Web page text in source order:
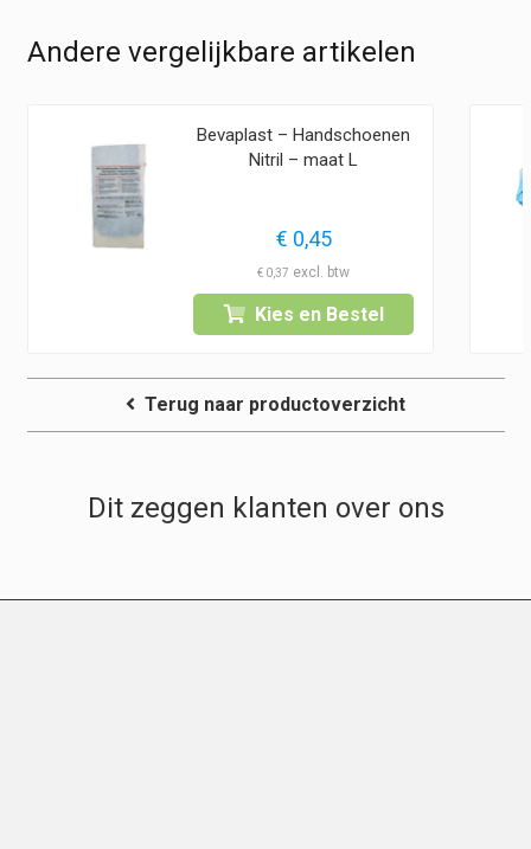
Andere vergelijkbare artikelen
Bevaplast – Handschoenen
Nitril – maat L
€ 0,45
€ 0,37
Kies en Bestel
Terug naar productoverzicht
Dit zeggen klanten over ons